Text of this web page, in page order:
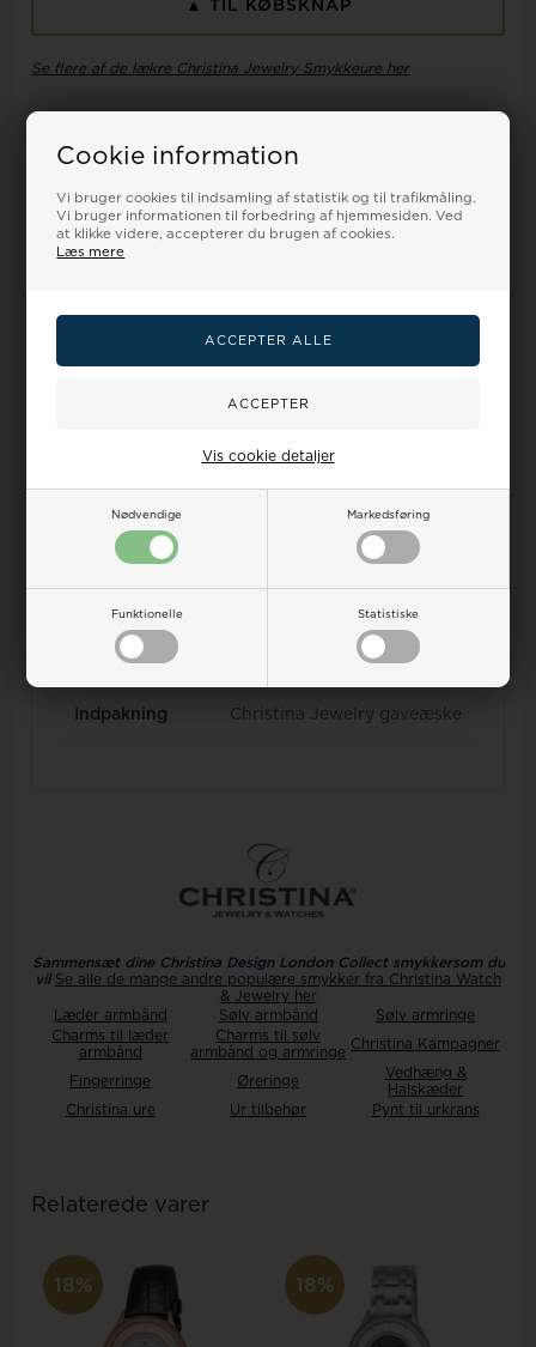
Cookie information
Vi bruger cookies til indsamling af statistik og til trafikmåling.
Vi bruger informationen til forbedring af hjemmesiden. Ved
at klikke videre, accepterer du brugen af cookies.
Læs mere
Nødvendige Markedsføring
Funktionelle Statistiske
Vis cookie detaljer
▲ TIL KØBSKNAP
Se flere af de lækre Christina Jewelry Smykkeure her
fordele
Køn dame
sølv / sort læderrem
Vandtæthed 3 ATM / 30 meter
Mål/Vægt
Garanti
2 års dansk importør
Manual Dansk og International
Indpakning Christina Jewelry gaveæske
Sammensæt dine Christina Design London Collect smykkersom du
vil Se alle de mange andre populære smykker fra Christina Watch
& Jewelry her
Læder armbånd
Sølv armbånd
Sølv armringe
Charms til
læder
armbånd
Charms til sølv
armbånd og armringe
Christina Kampagner
Fingerringe Øreringe
Vedhæng &
Halskæder
Christina ure
Ur tilbehør Pynt til urkrans
Relaterede varer
18% 18%